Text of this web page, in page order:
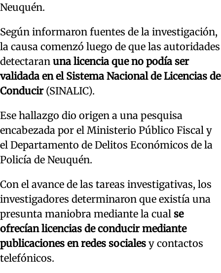
Neuquén.
Según informaron fuentes de la investigación,
la causa comenzó luego de que las autoridades
detectaran una licencia que no podía ser
validada en el Sistema Nacional de Licencias de
Conducir(SINALIC).
Ese hallazgo dio origen a una pesquisa
encabezada por el Ministerio Público Fiscal y
el Departamento de Delitos Económicos de la
Policía de Neuquén.
Con el avance de las tareas investigativas, los
investigadores determinaron que existía una
presunta maniobra mediante la cual se
ofrecían licencias de conducir mediante
publicaciones en redes sociales y contactos
telefónicos.